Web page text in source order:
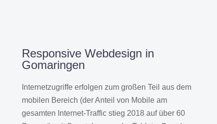
Responsive Webdesign in
Gomaringen
Internetzugriffe erfolgen zum großen Teil aus dem
mobilen Bereich (der Anteil von Mobile am
gesamten Internet-Traffic stieg 2018 auf über 60